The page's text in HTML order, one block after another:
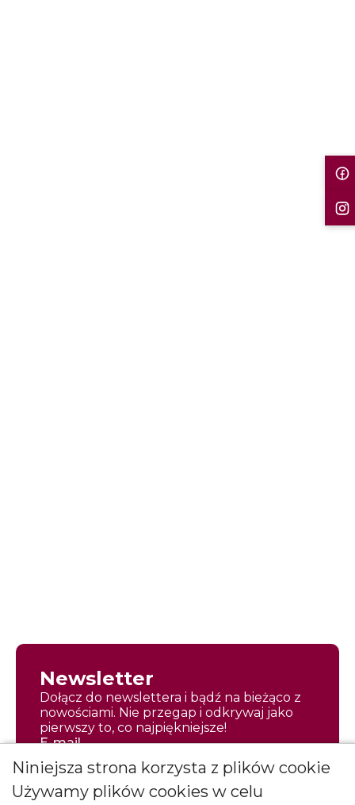
Newsletter
Dołącz do newslettera i bądź na bieżąco z
nowościami. Nie przegap i odkrywaj jako
pierwszy to, co najpiękniejsze!
E-mail
Niniejsza strona korzysta z plików cookie
Używamy plików cookies w celu